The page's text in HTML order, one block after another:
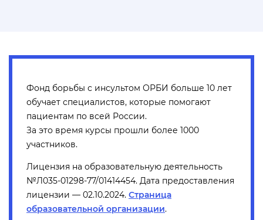
Фонд борьбы с инсультом ОРБИ больше 10 лет
обучает специалистов, которые помогают
пациентам по всей России.
За это время курсы прошли более 1000
участников.
Лицензия на образовательную деятельность
№Л035-01298-77/01414454. Дата предоставления
лицензии — 02.10.2024. Страница
образовательной организации.